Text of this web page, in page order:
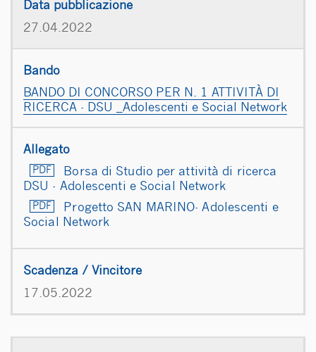
27.04.2022
BANDO DI CONCORSO PER N. 1 ATTIVITÀ DI
RICERCA - DSU _Adolescenti e Social Network
Borsa di Studio per attività di ricerca
DSU - Adolescenti e Social Network
Progetto SAN MARINO- Adolescenti e
Social Network
17.05.2022